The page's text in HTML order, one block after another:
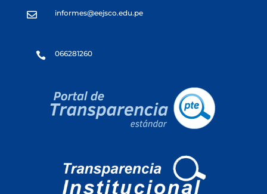
 informes@eejsco.edu.pe
 066281260